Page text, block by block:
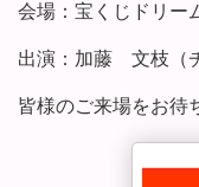
会場：宝くじドリー
出演：加藤 文枝（
皆様のご来場をお待